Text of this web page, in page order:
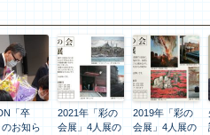
「卒
お知ら
2021年「彩の
会展」4人展の
2019年「彩の
会展」4人展の